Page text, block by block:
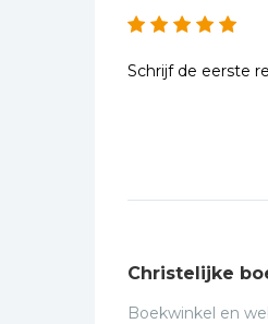
Schrijf de eerste
Christelijke
Boekwinkel en